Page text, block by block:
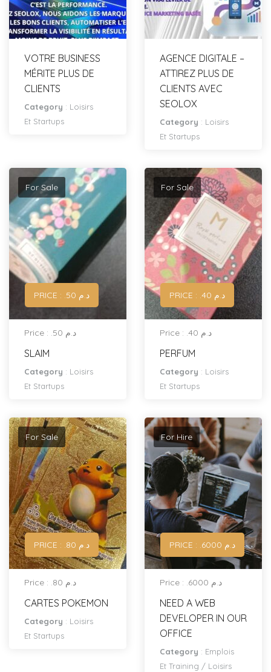
VOTRE BUSINESS
MÉRITE PLUS DE
CLIENTS
Category : Loisirs
Et Startups
AGENCE DIGITALE –
ATTIREZ PLUS DE
CLIENTS AVEC
SEOLOX
Category : Loisirs
Et Startups
PRICE : .د.م 50
For Sale
Price : .د.م 50
SLAIM
Category : Loisirs
Et Startups
PRICE : .د.م 40
For Sale
Price : .د.م 40
PERFUM
Category : Loisirs
Et Startups
PRICE : .د.م 80
For Sale
Price : .د.م 80
CARTES POKEMON
Category : Loisirs
Et Startups
PRICE : .د.م 6000
For Hire
Price : .د.م 6000
NEED A WEB
DEVELOPER IN OUR
OFFICE
Category : Emplois
Et Training / Loisirs